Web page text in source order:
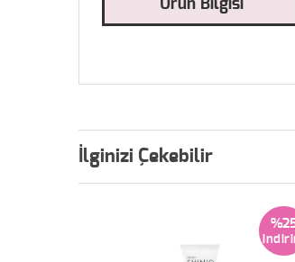
Ürün Bilgisi
İlginizi Çekebilir